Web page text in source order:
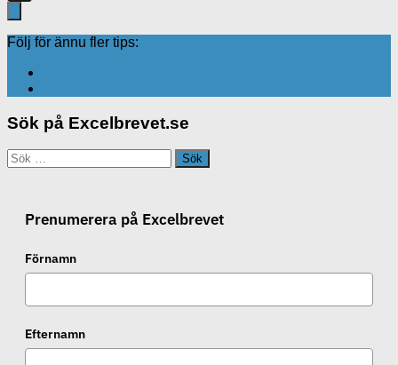
Följ för ännu fler tips:
Sök på Excelbrevet.se
Sök
efter:
Prenumerera på Excelbrevet
Förnamn
Efternamn